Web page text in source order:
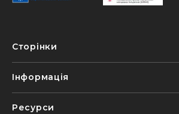
Сторінки
Інформація
Ресурси